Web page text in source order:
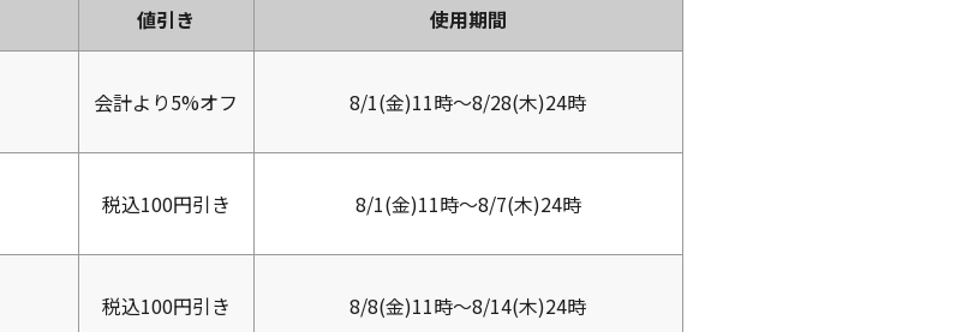
値引き 使用期間
会計より5%オフ 8/1(金)11時～8/28(木)24時
税込100円引き 8/1(金)11時～8/7(木)24時
税込100円引き 8/8(金)11時～8/14(木)24時